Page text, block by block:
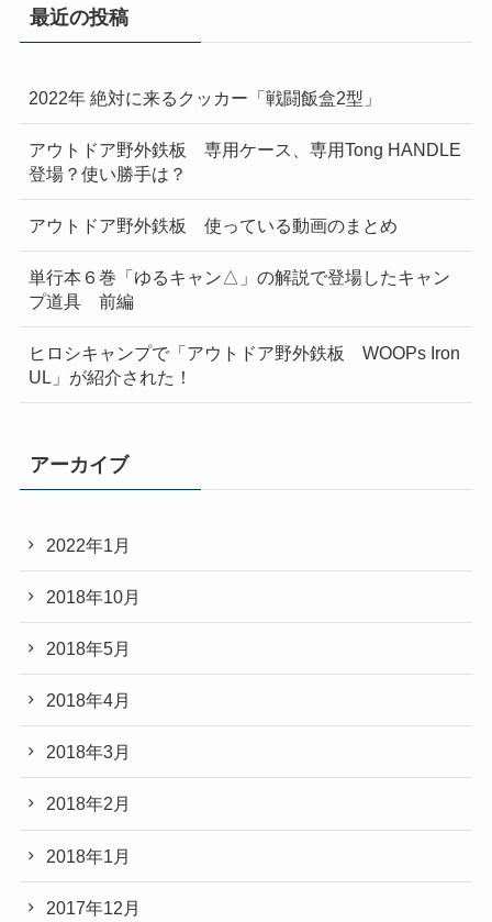
最近の投稿
2022年 絶対に来るクッカー「戦闘飯盒2型」
アウトドア野外鉄板 専用ケース、専用Tong HANDLE
登場？使い勝手は？
アウトドア野外鉄板 使っている動画のまとめ
単行本６巻「ゆるキャン△」の解説で登場したキャン
プ道具 前編
ヒロシキャンプで「アウトドア野外鉄板 WOOPs Iron
UL」が紹介された！
アーカイブ
2022年1月
2018年10月
2018年5月
2018年4月
2018年3月
2018年2月
2018年1月
2017年12月